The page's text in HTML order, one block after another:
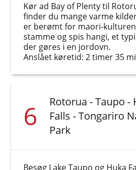
Kør ad Bay of Plenty til
finder du mange varme
er berømt for maori-
stamme og spis hangi, et
der gøres i en jordovn.
Anslået køretid: 2 timer 35
6
Rotorua - Taupo -
Falls - Tongariro
Park
Besøg Lake Taupo og Huka